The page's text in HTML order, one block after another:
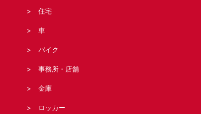
住宅
車
バイク
事務所・店舗
金庫
ロッカー